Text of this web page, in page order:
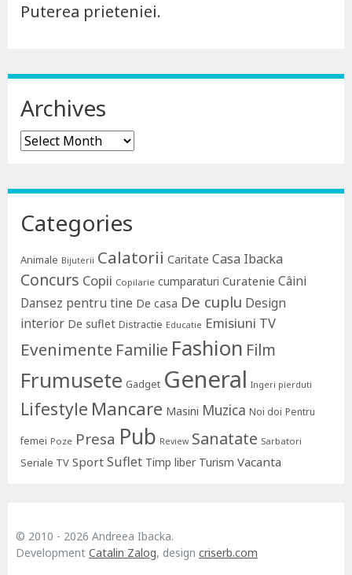
Puterea prieteniei.
Archives
Archives
Categories
Animale Bijuterii Calatorii Caritate Casa Ibacka
Concurs Copii Copilarie cumparaturi Curatenie Câini
Dansez pentru tine De casa De cuplu Design
interior De suflet Distractie Educatie Emisiuni TV
Evenimente Familie Fashion Film
Frumusete Gadget General Ingeri pierduti
Lifestyle Mancare Masini Muzica Noi doi Pentru
femei Poze Presa Pub Review Sanatate Sarbatori
Seriale TV Sport Suflet Timp liber Turism Vacanta
© 2010 - 2026 Andreea Ibacka.
Development Catalin Zalog, design criserb.com